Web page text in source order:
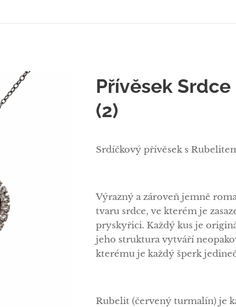
Přívěsek
(2)
Srdíčkový přívěsek s
Výrazný a zároveň jemně
tvaru srdce, ve kterém je
pryskyřici. Každý kus je
jeho struktura vytváří
kterému je každý šperk
Rubelit (červený turmalín) je